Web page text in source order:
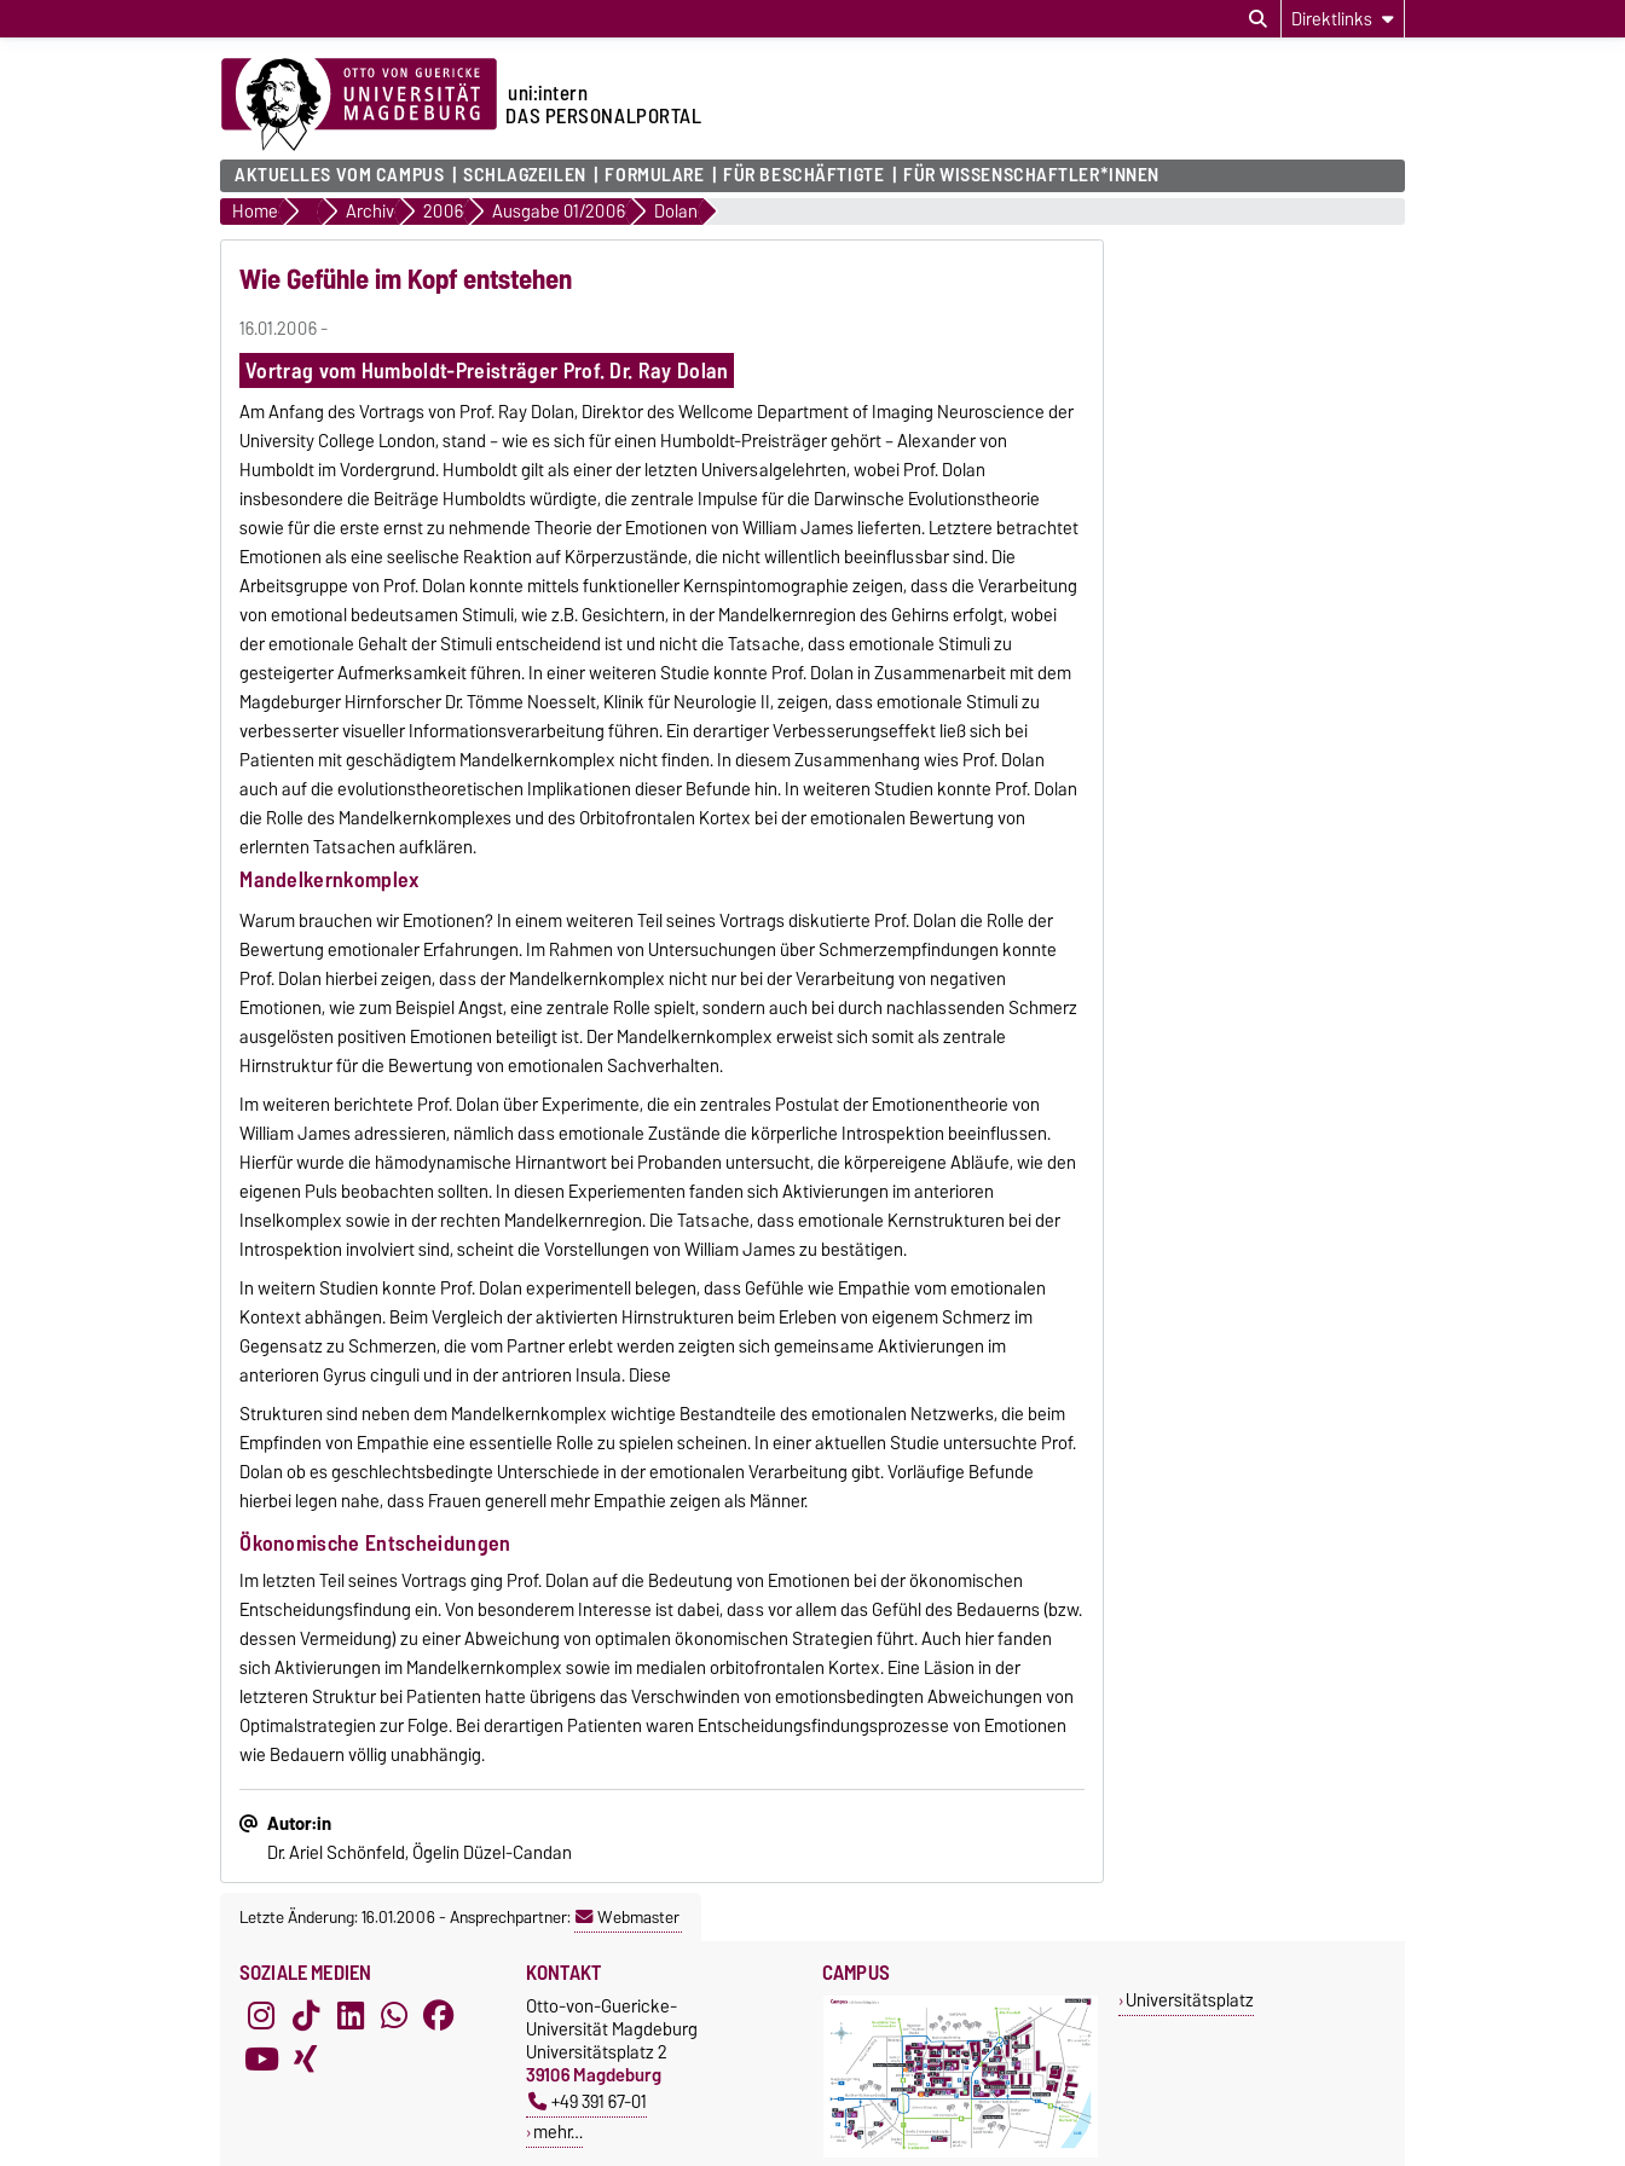
Direktlinks
uni:intern
DAS PERSONALPORTAL
AKTUELLES VOM CAMPUS SCHLAGZEILEN FORMULARE FÜR BESCHÄFTIGTE FÜR WISSENSCHAFTLER*INNEN
Home uni:report
Archiv 2006 Ausgabe 01/2006 Dolan
Wie Gefühle im Kopf entstehen
16.01.2006 -
Vortrag vom Humboldt-Preisträger Prof. Dr. Ray Dolan
Am Anfang des Vortrags von Prof. Ray Dolan, Direktor des Wellcome Department of Imaging Neuroscience der
University College London, stand – wie es sich für einen Humboldt-Preisträger gehört – Alexander von
Humboldt im Vordergrund. Humboldt gilt als einer der letzten Universalgelehrten, wobei Prof. Dolan
insbesondere die Beiträge Humboldts würdigte, die zentrale Impulse für die Darwinsche Evolutionstheorie
sowie für die erste ernst zu nehmende Theorie der Emotionen von William James lieferten. Letztere betrachtet
Emotionen als eine seelische Reaktion auf Körperzustände, die nicht willentlich beeinflussbar sind. Die
Arbeitsgruppe von Prof. Dolan konnte mittels funktioneller Kernspintomographie zeigen, dass die Verarbeitung
von emotional bedeutsamen Stimuli, wie z.B. Gesichtern, in der Mandelkernregion des Gehirns erfolgt, wobei
der emotionale Gehalt der Stimuli entscheidend ist und nicht die Tatsache, dass emotionale Stimuli zu
gesteigerter Aufmerksamkeit führen. In einer weiteren Studie konnte Prof. Dolan in Zusammenarbeit mit dem
Magdeburger Hirnforscher Dr. Tömme Noesselt, Klinik für Neurologie II, zeigen, dass emotionale Stimuli zu
verbesserter visueller Informationsverarbeitung führen. Ein derartiger Verbesserungseffekt ließ sich bei
Patienten mit geschädigtem Mandelkernkomplex nicht finden. In diesem Zusammenhang wies Prof. Dolan
auch auf die evolutionstheoretischen Implikationen dieser Befunde hin. In weiteren Studien konnte Prof. Dolan
die Rolle des Mandelkernkomplexes und des Orbitofrontalen Kortex bei der emotionalen Bewertung von
erlernten Tatsachen aufklären.
Mandelkernkomplex
Warum brauchen wir Emotionen? In einem weiteren Teil seines Vortrags diskutierte Prof. Dolan die Rolle der
Bewertung emotionaler Erfahrungen. Im Rahmen von Untersuchungen über Schmerzempfindungen konnte
Prof. Dolan hierbei zeigen, dass der Mandelkernkomplex nicht nur bei der Verarbeitung von negativen
Emotionen, wie zum Beispiel Angst, eine zentrale Rolle spielt, sondern auch bei durch nachlassenden Schmerz
ausgelösten positiven Emotionen beteiligt ist. Der Mandelkernkomplex erweist sich somit als zentrale
Hirnstruktur für die Bewertung von emotionalen Sachverhalten.
Im weiteren berichtete Prof. Dolan über Experimente, die ein zentrales Postulat der Emotionentheorie von
William James adressieren, nämlich dass emotionale Zustände die körperliche Introspektion beeinflussen.
Hierfür wurde die hämodynamische Hirnantwort bei Probanden untersucht, die körpereigene Abläufe, wie den
eigenen Puls beobachten sollten. In diesen Experiementen fanden sich Aktivierungen im anterioren
Inselkomplex sowie in der rechten Mandelkernregion. Die Tatsache, dass emotionale Kernstrukturen bei der
Introspektion involviert sind, scheint die Vorstellungen von William James zu bestätigen.
In weitern Studien konnte Prof. Dolan experimentell belegen, dass Gefühle wie Empathie vom emotionalen
Kontext abhängen. Beim Vergleich der aktivierten Hirnstrukturen beim Erleben von eigenem Schmerz im
Gegensatz zu Schmerzen, die vom Partner erlebt werden zeigten sich gemeinsame Aktivierungen im
anterioren Gyrus cinguli und in der antrioren Insula. Diese
Strukturen sind neben dem Mandelkernkomplex wichtige Bestandteile des emotionalen Netzwerks, die beim
Empfinden von Empathie eine essentielle Rolle zu spielen scheinen. In einer aktuellen Studie untersuchte Prof.
Dolan ob es geschlechtsbedingte Unterschiede in der emotionalen Verarbeitung gibt. Vorläufige Befunde
hierbei legen nahe, dass Frauen generell mehr Empathie zeigen als Männer.
Ökonomische Entscheidungen
Im letzten Teil seines Vortrags ging Prof. Dolan auf die Bedeutung von Emotionen bei der ökonomischen
Entscheidungsfindung ein. Von besonderem Interesse ist dabei, dass vor allem das Gefühl des Bedauerns (bzw.
dessen Vermeidung) zu einer Abweichung von optimalen ökonomischen Strategien führt. Auch hier fanden
sich Aktivierungen im Mandelkernkomplex sowie im medialen orbitofrontalen Kortex. Eine Läsion in der
letzteren Struktur bei Patienten hatte übrigens das Verschwinden von emotionsbedingten Abweichungen von
Optimalstrategien zur Folge. Bei derartigen Patienten waren Entscheidungsfindungsprozesse von Emotionen
wie Bedauern völlig unabhängig.
Autor:in
Dr. Ariel Schönfeld, Ögelin Düzel-Candan
Letzte Änderung: 16.01.2006-Ansprechpartner: Webmaster
SOZIALE MEDIEN KONTAKT
Otto-von-Guericke-
Universität Magdeburg
Universitätsplatz 2
39106 Magdeburg
+49 391 67-01
mehr…
CAMPUS
Universitätsplatz